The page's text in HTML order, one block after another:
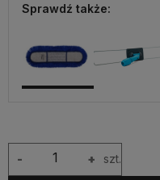
Sprawdź także:
+
- szt.